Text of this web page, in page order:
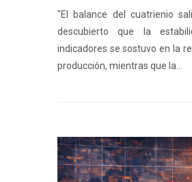
"El balance del cuatrienio
descubierto que la
indicadores se sostuvo en la
producción, mientras que la...